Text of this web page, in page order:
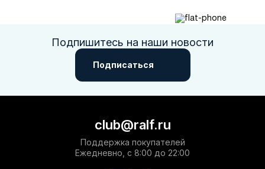
Подпишитесь на наши новости
Подписаться
club@ralf.ru
Поддержка покупателей
Ежедневно, с 8:00 до 22:00